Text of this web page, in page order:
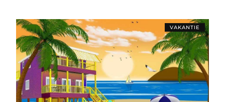
VAKANTIE